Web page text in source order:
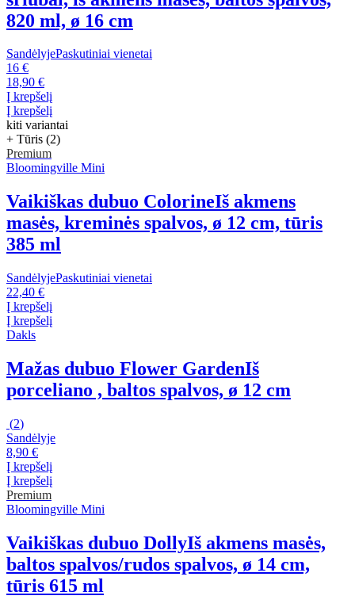
820 ml, ø 16 cm
SandėlyjePaskutiniai vienetai
16 €
18,90 €
Į krepšelį
Į krepšelį
kiti variantai
+ Tūris (2)
Premium
Bloomingville Mini
Vaikiškas dubuo ColorineIš akmens
masės, kreminės spalvos, ø 12 cm, tūris
385 ml
SandėlyjePaskutiniai vienetai
22,40 €
Į krepšelį
Į krepšelį
Dakls
Mažas dubuo Flower GardenIš
porceliano , baltos spalvos, ø 12 cm
(2)
Sandėlyje
8,90 €
Į krepšelį
Į krepšelį
Premium
Bloomingville Mini
Vaikiškas dubuo DollyIš akmens masės,
baltos spalvos/rudos spalvos, ø 14 cm,
tūris 615 ml